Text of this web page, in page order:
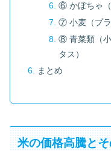
⑥ かぼちゃ（
⑦ 小麦（プラ
⑧ 青菜類（
タス）
まとめ
米の価格高騰と